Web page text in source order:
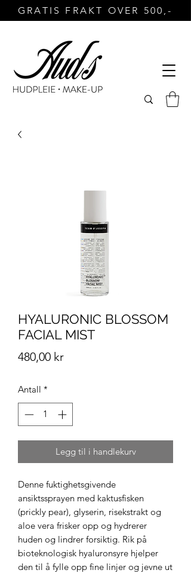
GRATIS FRAKT OVER 500,-
HYALURONIC BLOSSOM
FACIAL MIST
480,00 krPris
Antall *
Legg til i handlekurv
Denne fuktighetsgivende
ansiktssprayen med kaktusfisken
(prickly pear), glyserin, risekstrakt og
aloe vera frisker opp og hydrerer
huden og lindrer forsiktig. Rik på
bioteknologisk hyaluronsyre hjelper
den til å fylle opp fine linjer og jevne ut